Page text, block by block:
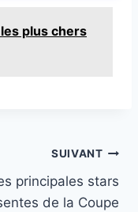
plus chers
SUIVANT
principales stars
de la Coupe